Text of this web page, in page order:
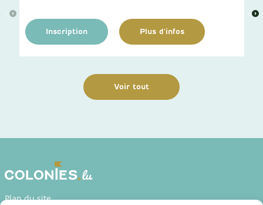
Inscription Plus d'infos
Voir tout
Plan du site